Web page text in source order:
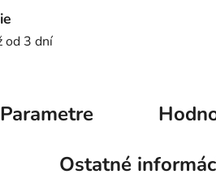
od 3 dní
Parametre
Ostatné